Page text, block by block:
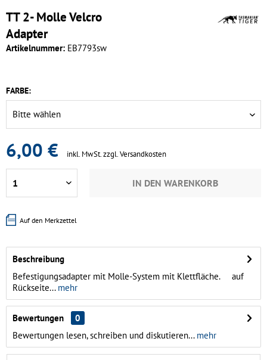
TT 2- Molle Velcro
Adapter
Artikelnummer: EB7793sw
FARBE:
6,00 € inkl. MwSt.zzgl. Versandkosten
IN DEN WARENKORB
Auf den Merkzettel
Beschreibung
Befestigungsadapter mit Molle-System mit Klettfläche. auf
Rückseite...mehr
Bewertungen
0
Bewertungen lesen, schreiben und diskutieren...mehr